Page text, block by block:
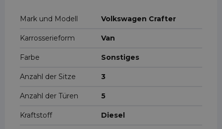
Mark und Modell Volkswagen Crafter
Karrosserieform Van
Farbe Sonstiges
Anzahl der Sitze 3
Anzahl der Türen 5
Kraftstoff Diesel